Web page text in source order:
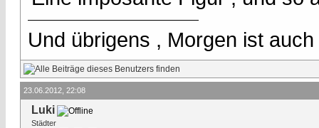
Und übrigens , Morgen ist
23.06.2012, 22:08
Luki
Städter